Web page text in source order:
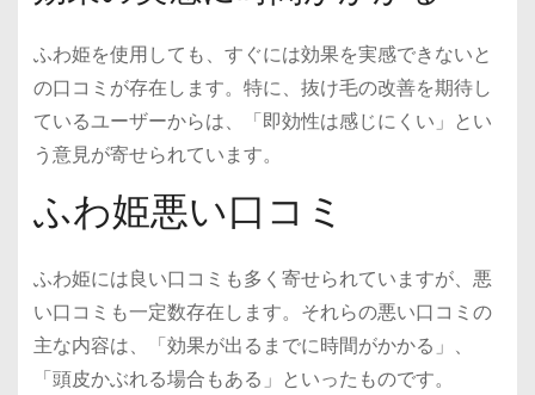
ふわ姫を使用しても、すぐには効果を実感できないと
の口コミが存在します。特に、抜け毛の改善を期待し
ているユーザーからは、「即効性は感じにくい」とい
う意見が寄せられています。
ふわ姫悪い口コミ
ふわ姫には良い口コミも多く寄せられていますが、悪
い口コミも一定数存在します。それらの悪い口コミの
主な内容は、「効果が出るまでに時間がかかる」、
「頭皮かぶれる場合もある」といったものです。